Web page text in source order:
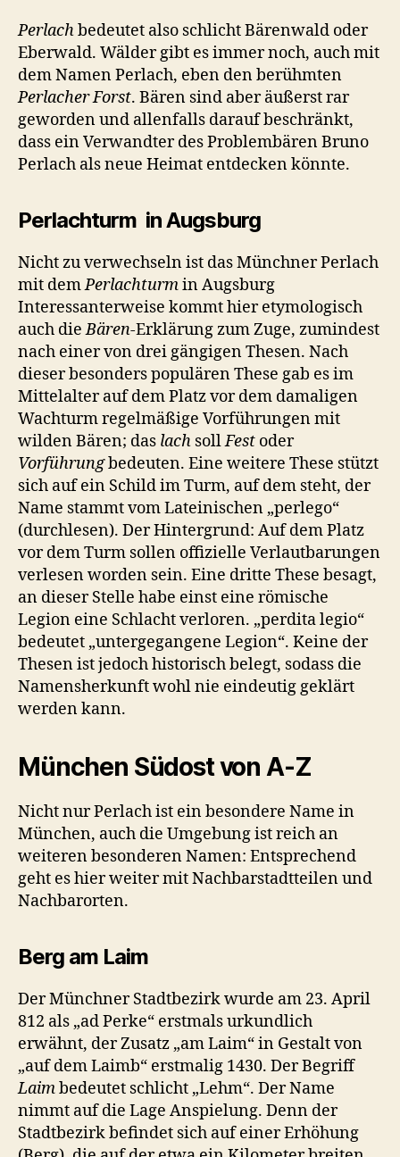
Perlachbedeutet also schlicht Bärenwald oder
Eberwald. Wälder gibt es immer noch, auch mit
dem Namen Perlach, eben den berühmten
Perlacher Forst. Bären sind aber äußerst rar
geworden und allenfalls darauf beschränkt,
dass ein Verwandter des Problembären Bruno
Perlach als neue Heimat entdecken könnte.
Perlachturm in Augsburg
Nicht zu verwechseln ist das Münchner Perlach
mit demPerlachturmin Augsburg
Interessanterweise kommt hier etymologisch
auch dieBären-Erklärung zum Zuge, zumindest
nach einer von drei gängigen Thesen. Nach
dieser besonders populären These gab es im
Mittelalter auf dem Platz vor dem damaligen
Wachturm regelmäßige Vorführungen mit
wilden Bären; das lach sollFest oder
Vorführungbedeuten. Eine weitere These stützt
sich auf ein Schild im Turm, auf dem steht, der
Name stammt vom Lateinischen „perlego“
(durchlesen). Der Hintergrund: Auf dem Platz
vor dem Turm sollen offizielle Verlautbarungen
verlesen worden sein. Eine dritte These besagt,
an dieser Stelle habe einst eine römische
Legion eine Schlacht verloren. „perdita legio“
bedeutet „untergegangene Legion“. Keine der
Thesen ist jedoch historisch belegt, sodass die
Namensherkunft wohl nie eindeutig geklärt
werden kann.
München Südost von A-Z
Nicht nur Perlach ist ein besondere Name in
München, auch die Umgebung ist reich an
weiteren besonderen Namen: Entsprechend
geht es hier weiter mit Nachbarstadtteilen und
Nachbarorten.
Berg am Laim
Der Münchner Stadtbezirk wurde am 23. April
812 als „ad Perke“ erstmals urkundlich
erwähnt, der Zusatz „am Laim“ in Gestalt von
„auf dem Laimb“ erstmalig 1430. Der Begriff
Laimbedeutet schlicht „Lehm“. Der Name
nimmt auf die Lage Anspielung. Denn der
Stadtbezirk befindet sich auf einer Erhöhung